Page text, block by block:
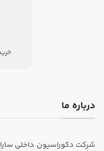
خرید
درباره ما